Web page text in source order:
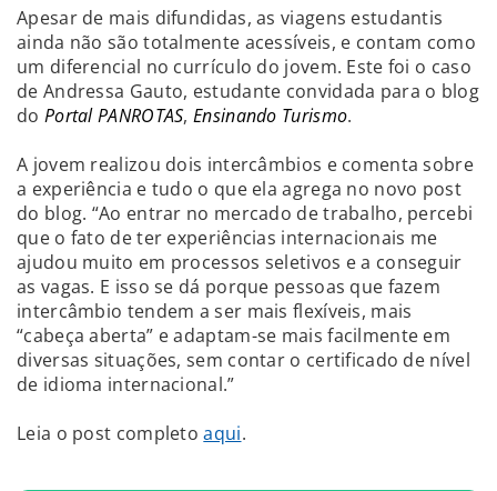
Apesar de mais difundidas, as viagens estudantis
ainda não são totalmente acessíveis, e contam como
um diferencial no currículo do jovem. Este foi o caso
de Andressa Gauto, estudante convidada para o blog
do Portal PANROTAS,Ensinando Turismo.
A jovem realizou dois intercâmbios e comenta sobre
a experiência e tudo o que ela agrega no novo post
do blog. “Ao entrar no mercado de trabalho, percebi
que o fato de ter experiências internacionais me
ajudou muito em processos seletivos e a conseguir
as vagas. E isso se dá porque pessoas que fazem
intercâmbio tendem a ser mais flexíveis, mais
“cabeça aberta” e adaptam-se mais facilmente em
diversas situações, sem contar o certificado de nível
de idioma internacional.”
Leia o post completoaqui.